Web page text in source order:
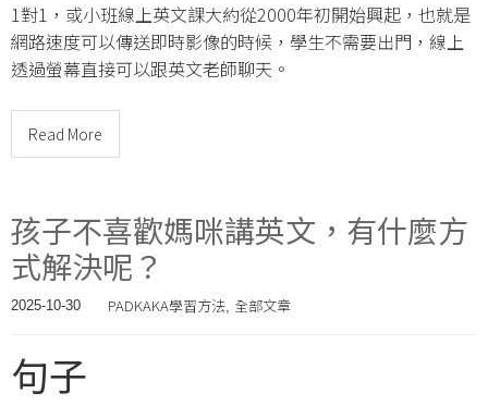
1對1，或小班線上英文課大約從2000年初開始興起，也就是
網路速度可以傳送即時影像的時候，學生不需要出門，線上
透過螢幕直接可以跟英文老師聊天。
Read More
孩子不喜歡媽咪講英文，有什麼方
式解決呢？
2025-10-30 PADKAKA學習方法, 全部文章
句子